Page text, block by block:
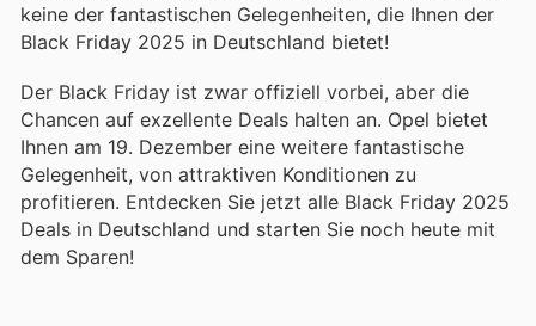
keine der fantastischen Gelegenheiten, die Ihnen der
Black Friday 2025 in Deutschland bietet!
Der Black Friday ist zwar offiziell vorbei, aber die
Chancen auf exzellente Deals halten an. Opel bietet
Ihnen am 19. Dezember eine weitere fantastische
Gelegenheit, von attraktiven Konditionen zu
profitieren. Entdecken Sie jetzt alle Black Friday 2025
Deals in Deutschland und starten Sie noch heute mit
dem Sparen!